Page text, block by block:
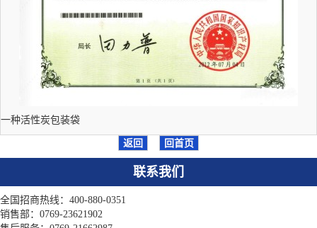
一种活性炭包装袋
返回 回首页
联系我们
全国招商热线：400-880-0351
销售部：0769-23621902